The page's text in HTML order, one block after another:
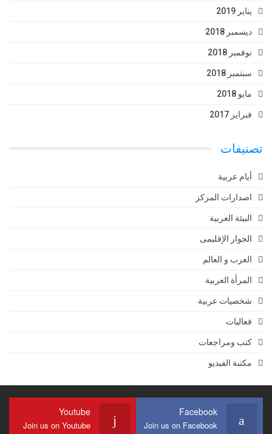
يناير 2019
ديسمبر 2018
نوفمبر 2018
سبتمبر 2018
مايو 2018
فبراير 2017
تصنيفات
أيام عربية
اصدارات المركز
البيئة العربية
الجوار الإقليمى
العرب و العالم
المرأة العربية
شخصيات عربية
فعاليات
كتب ومراجعات
مكتبة الفيديو
Facebook
Join us on Facebook
Youtube
Join us on Youtube